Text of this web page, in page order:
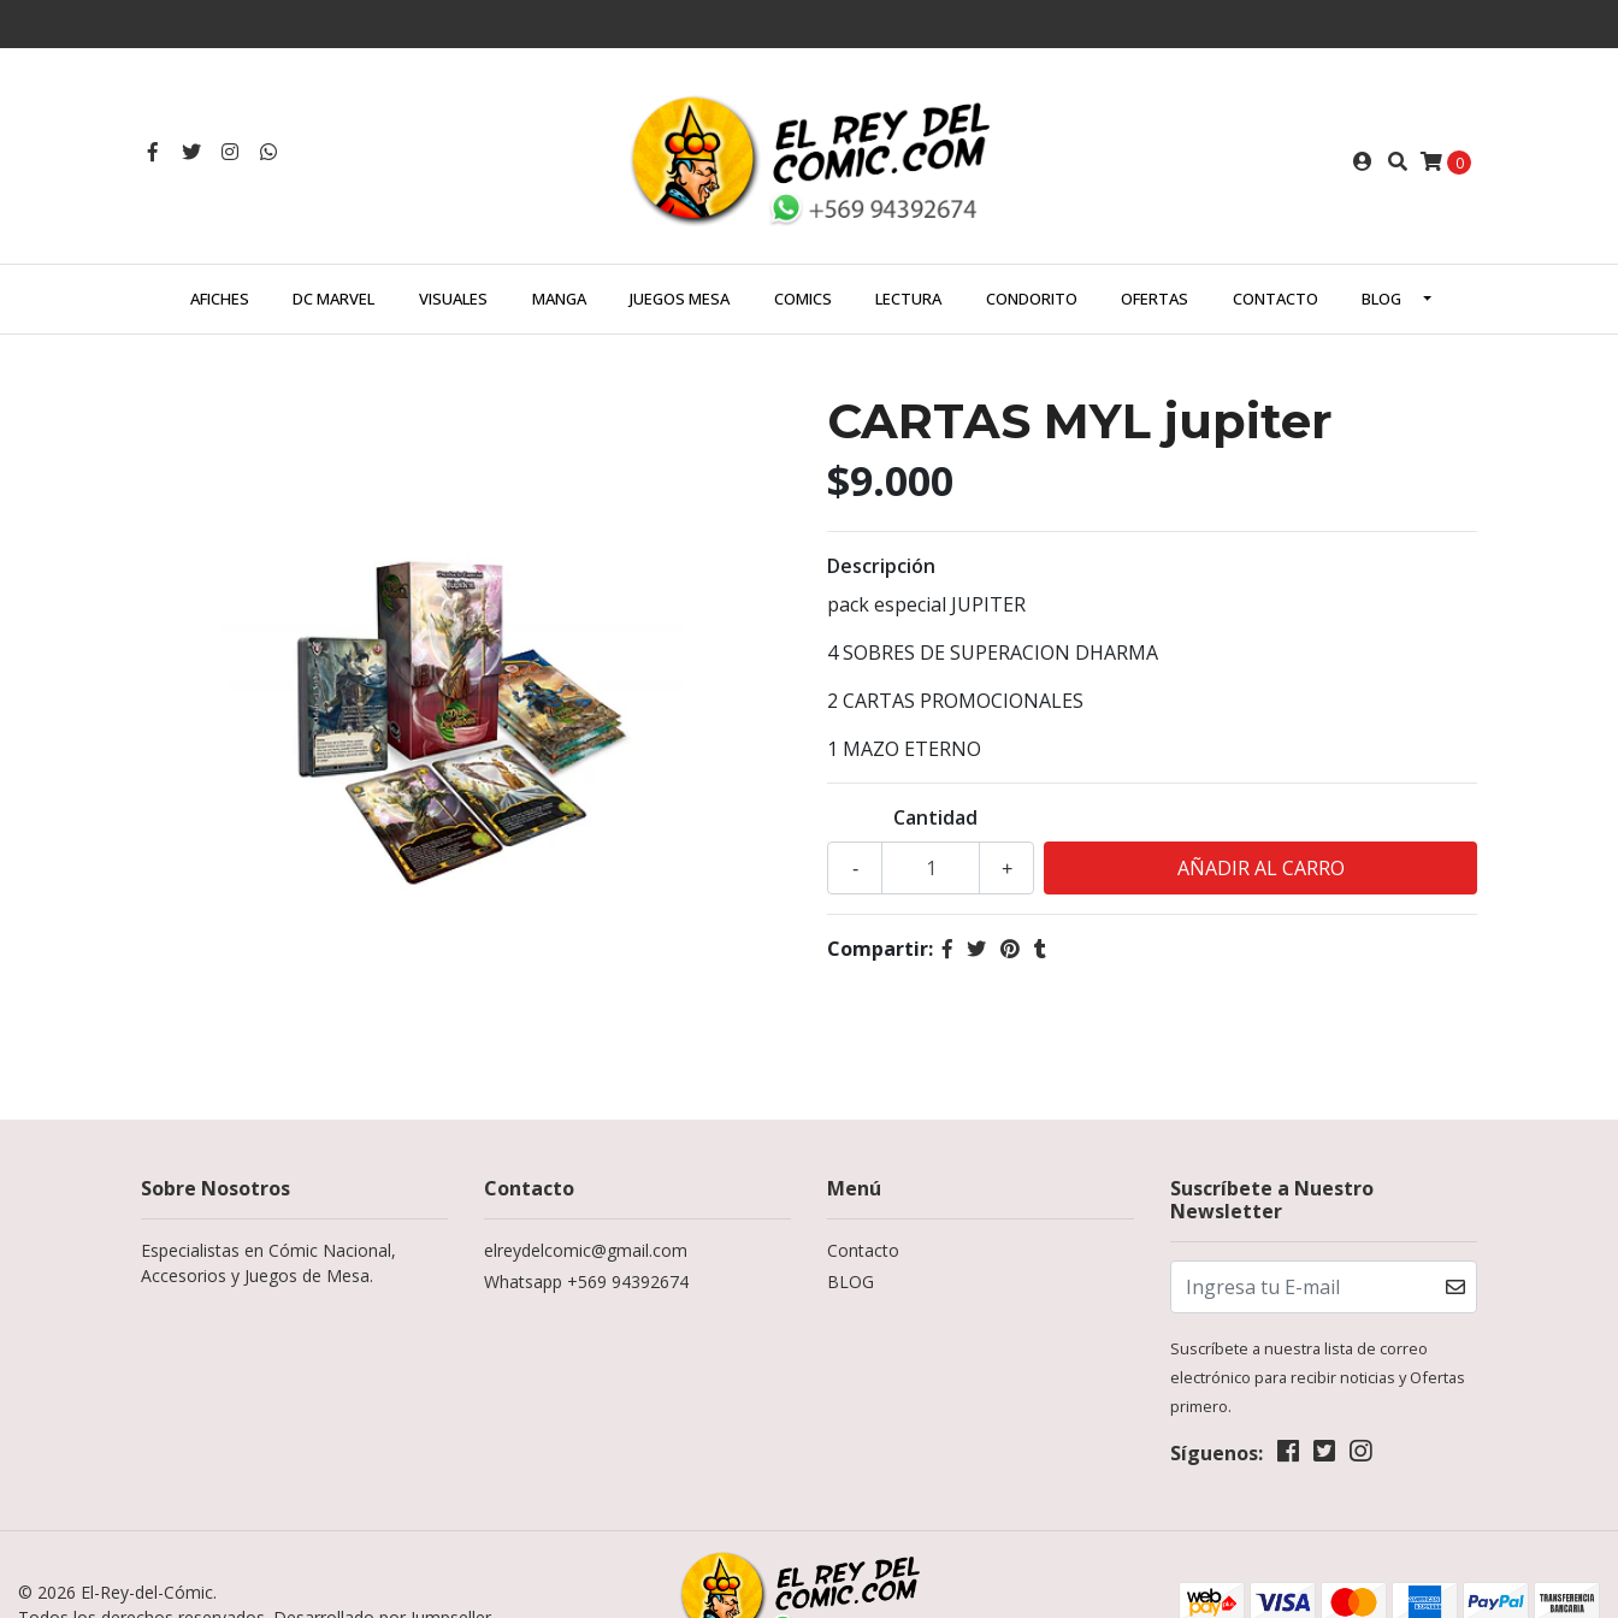
0
AFICHES DC MARVEL VISUALES MANGA JUEGOS MESA COMICS LECTURA CONDORITO OFERTAS CONTACTO BLOG
CARTAS MYL jupiter
$9.000
Descripción
pack especial JUPITER
4 SOBRES DE SUPERACION DHARMA
2 CARTAS PROMOCIONALES
1 MAZO ETERNO
Cantidad
+
-
Compartir:
Sobre Nosotros
Especialistas en Cómic Nacional,
Accesorios y Juegos de Mesa.
Contacto
elreydelcomic@gmail.com
Whatsapp +569 94392674
Menú
Contacto
BLOG
Suscríbete a Nuestro
Newsletter
Suscríbete a nuestra lista de correo
electrónico para recibir noticias y Ofertas
primero.
Síguenos:
© 2026 El-Rey-del-Cómic.